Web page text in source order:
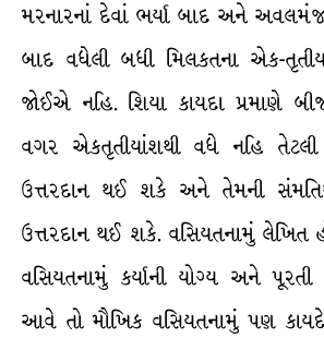
મરનારનાં દેવાં ભર્યા બાદ અને
બાદ વધેલી બધી મિલકતના એક-
જોઈએ નહિ. શિયા કાયદા પ્રમાણે
વગર એકતૃતીયાંશથી વધે નહિ
ઉત્તરદાન થઈ શકે અને તેમની
ઉત્તરદાન થઈ શકે. વસિયતનામું લેખિત
વસિયતનામું કર્યાની યોગ્ય અને
આવે તો મૌખિક વસિયતનામું પણ